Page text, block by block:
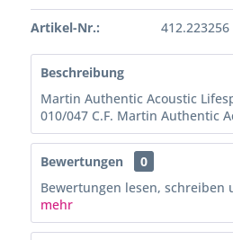
Artikel-Nr.: 412.223256
Beschreibung
Martin Authentic Acoustic
010/047 C.F. Martin Authentic
Bewertungen
0
Bewertungen lesen, schreiben
mehr